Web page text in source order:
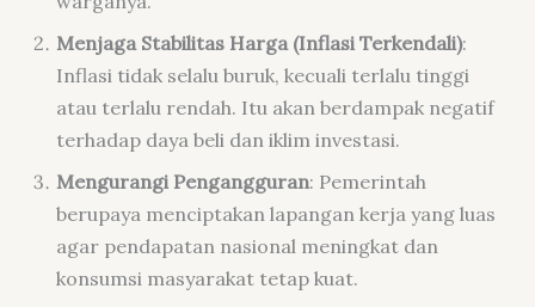
Menjaga Stabilitas Harga (Inflasi Terkendali):
Inflasi tidak selalu buruk, kecuali terlalu tinggi
atau terlalu rendah. Itu akan berdampak negatif
terhadap daya beli dan iklim investasi.
Mengurangi Pengangguran: Pemerintah
berupaya menciptakan lapangan kerja yang luas
agar pendapatan nasional meningkat dan
konsumsi masyarakat tetap kuat.